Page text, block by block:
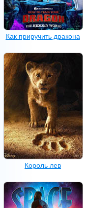
Как приручить дракона
Король лев